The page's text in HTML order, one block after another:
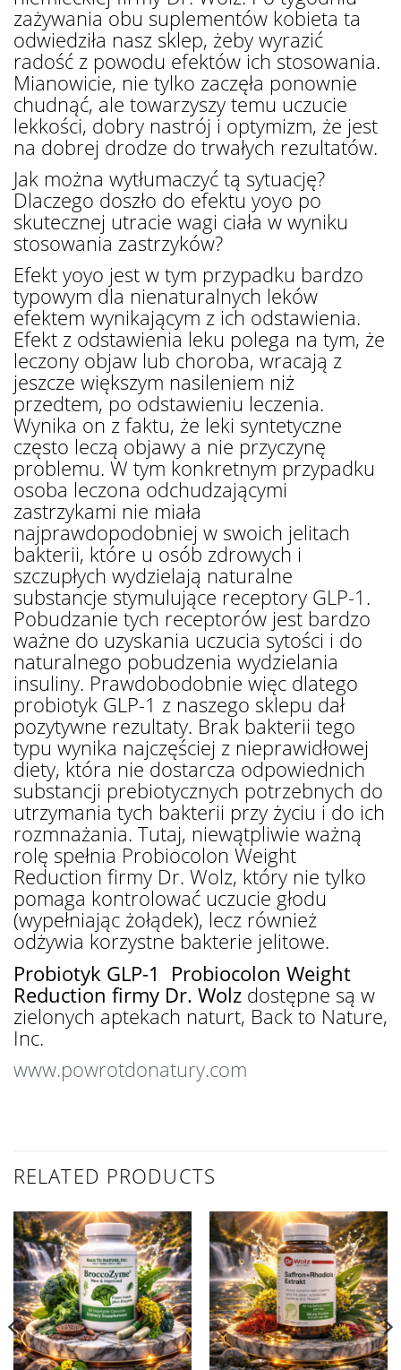
zażywania obu suplementów kobieta ta
odwiedziła nasz sklep, żeby wyrazić
radość z powodu efektów ich stosowania.
Mianowicie, nie tylko zaczęła ponownie
chudnąć, ale towarzyszy temu uczucie
lekkości, dobry nastrój i optymizm, że jest
na dobrej drodze do trwałych rezultatów.
Jak można wytłumaczyć tą sytuację?
Dlaczego doszło do efektu yoyo po
skutecznej utracie wagi ciała w wyniku
stosowania zastrzyków?
Efekt yoyo jest w tym przypadku bardzo
typowym dla nienaturalnych leków
efektem wynikającym z ich odstawienia.
Efekt z odstawienia leku polega na tym, że
leczony objaw lub choroba, wracają z
jeszcze większym nasileniem niż
przedtem, po odstawieniu leczenia.
Wynika on z faktu, że leki syntetyczne
często leczą objawy a nie przyczynę
problemu. W tym konkretnym przypadku
osoba leczona odchudzającymi
zastrzykami nie miała
najprawdopodobniej w swoich jelitach
bakterii, które u osób zdrowych i
szczupłych wydzielają naturalne
substancje stymulujące receptory GLP-1.
Pobudzanie tych receptorów jest bardzo
ważne do uzyskania uczucia sytości i do
naturalnego pobudzenia wydzielania
insuliny. Prawdobodobnie więc dlatego
probiotyk GLP-1 z naszego sklepu dał
pozytywne rezultaty. Brak bakterii tego
typu wynika najczęściej z nieprawidłowej
diety, która nie dostarcza odpowiednich
substancji prebiotycznych potrzebnych do
utrzymania tych bakterii przy życiu i do ich
rozmnażania. Tutaj, niewątpliwie ważną
rolę spełnia Probiocolon Weight
Reduction firmy Dr. Wolz, który nie tylko
pomaga kontrolować uczucie głodu
(wypełniając żołądek), lecz również
odżywia korzystne bakterie jelitowe.
Probiotyk GLP-1
Probiocolon Weight
Reduction firmy Dr. Wolz dostępne są w
zielonych aptekach naturt, Back to Nature,
Inc.
www.powrotdonatury.com
RELATED PRODUCTS